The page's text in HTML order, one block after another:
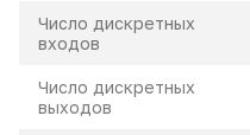
Число дискретных
входов
Число дискретных
выходов